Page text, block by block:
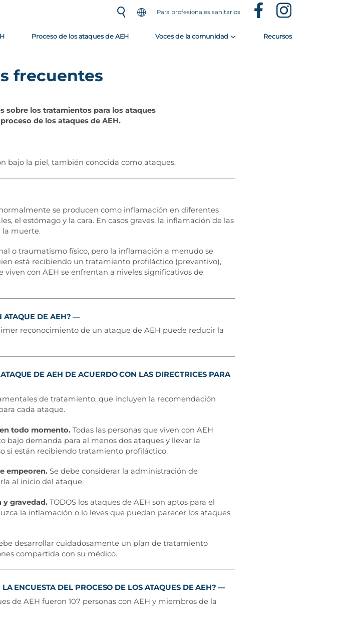
Para profesionales sanitarios
Proceso de los ataques de AEH Voces de la comunidad Recursos
frecuentes
sobre los tratamientos para los ataques
de los ataques de AEH.
bajo la piel, también conocida como ataques.
se producen como inflamación en diferentes
el estómago y la cara. En casos graves, la inflamación de las
la muerte.
o traumatismo físico, pero la inflamación a menudo se
está recibiendo un tratamiento profiláctico (preventivo),
con AEH se enfrentan a niveles significativos de
ATAQUE DE AEH?
reconocimiento de un ataque de AEH puede reducir la
DE AEH DE ACUERDO CON LAS DIRECTRICES PARA
de tratamiento, que incluyen la recomendación
cada ataque.
todo momento. Todas las personas que viven con AEH
demanda para al menos dos ataques y llevar la
si están recibiendo tratamiento profiláctico.
empeoren. Se debe considerar la administración de
al inicio del ataque.
y gravedad. TODOS los ataques de AEH son aptos para el
la inflamación o lo leves que puedan parecer los ataques
desarrollar cuidadosamente un plan de tratamiento
compartida con su médico.
ENCUESTA DEL PROCESO DE LOS ATAQUES DE AEH?
de AEH fueron 107 personas con AEH y miembros de la